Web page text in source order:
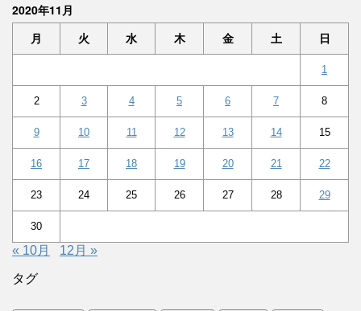
2020年11月
月 火 水 木 金 土 日
1
2 3 4 5 6 7 8
9 10 11 12 13 14 15
16 17 18 19 20 21 22
23 24 25 26 27 28 29
30
« 10月 12月 »
タグ